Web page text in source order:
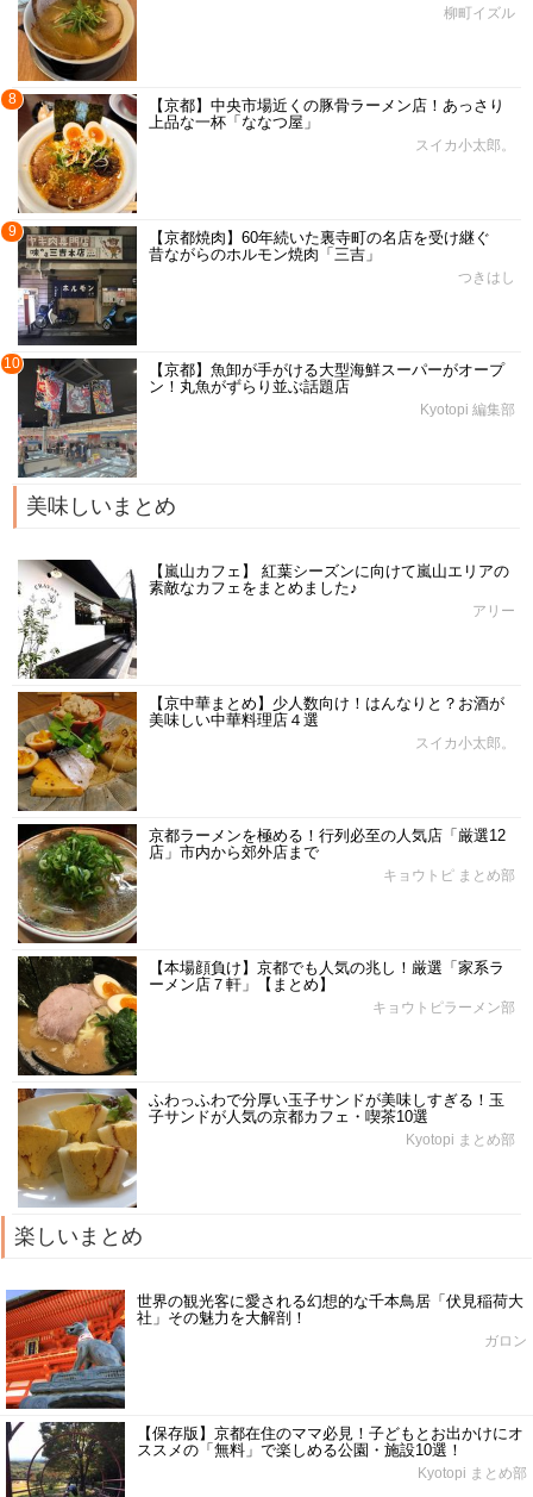
柳町イズル
8
【京都】中央市場近くの豚骨ラーメン店！あっさり
上品な一杯「ななつ屋」
スイカ小太郎。
9
【京都焼肉】60年続いた裏寺町の名店を受け継ぐ
昔ながらのホルモン焼肉「三吉」
つきはし
10
【京都】魚卸が手がける大型海鮮スーパーがオープ
ン！丸魚がずらり並ぶ話題店
Kyotopi 編集部
美味しいまとめ
【嵐山カフェ】 紅葉シーズンに向けて嵐山エリアの
素敵なカフェをまとめました♪
アリー
【京中華まとめ】少人数向け！はんなりと？お酒が
美味しい中華料理店４選
スイカ小太郎。
京都ラーメンを極める！行列必至の人気店「厳選12
店」市内から郊外店まで
キョウトピ まとめ部
【本場顔負け】京都でも人気の兆し！厳選「家系ラ
ーメン店７軒」【まとめ】
キョウトピラーメン部
ふわっふわで分厚い玉子サンドが美味しすぎる！玉
子サンドが人気の京都カフェ・喫茶10選
Kyotopi まとめ部
楽しいまとめ
世界の観光客に愛される幻想的な千本鳥居「伏見稲荷大
社」その魅力を大解剖！
ガロン
【保存版】京都在住のママ必見！子どもとお出かけにオ
ススメの「無料」で楽しめる公園・施設10選！
Kyotopi まとめ部